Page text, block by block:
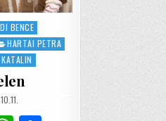
BENCE
HARTAI PETRA